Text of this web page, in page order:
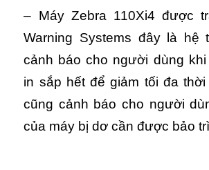
– Máy Zebra 110Xi4 được
Warning Systems đây là hệ
cảnh báo cho người dùng
in sắp hết để giảm tối đa
cũng cảnh báo cho người
của máy bị dơ cần được bảo